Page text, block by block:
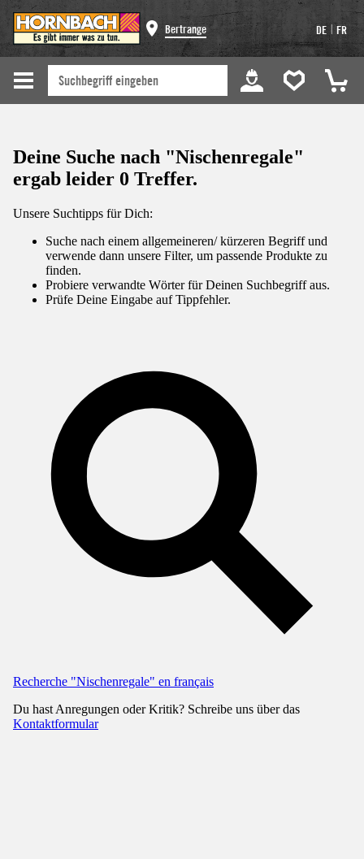
Bertrange DE | FR
Deine Suche nach "Nischenregale"
ergab leider 0 Treffer.
Unsere Suchtipps für Dich:
Suche nach einem allgemeineren/ kürzeren Begriff und
verwende dann unsere Filter, um passende Produkte zu
finden.
Probiere verwandte Wörter für Deinen Suchbegriff aus.
Prüfe Deine Eingabe auf Tippfehler.
Recherche "Nischenregale" en français
Du hast Anregungen oder Kritik? Schreibe uns über das
Kontaktformular